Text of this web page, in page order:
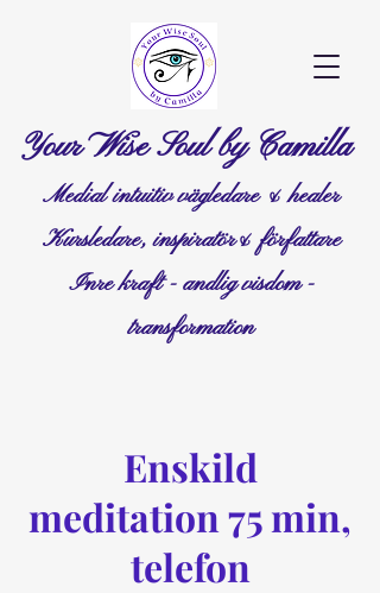
Your Wise Soul by Camilla
Medial intuitiv vägledare & healer
Kursledare, inspiratör& författare
Inre kraft - andlig visdom -
transformation
Enskild
meditation 75 min,
telefon